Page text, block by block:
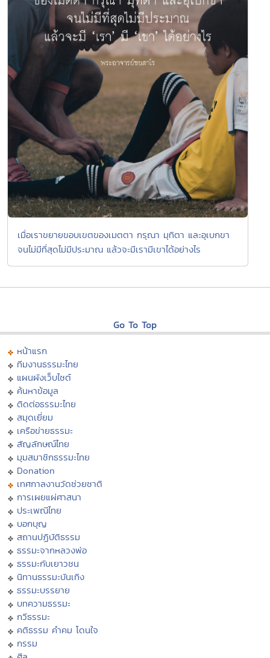
เมื่อเราขยายขอบเขตของเมตตา กรุณา มุทิตา และอุเบกขา
จนไม่มีที่สุดไม่มีประมาณ แล้วจะมีเรามีเขาได้อย่างไร
Go To Top
หน้าแรก
ทีมงานธรรมะไทย
แผนผังเว็บไซต์
ค้นหาข้อมูล
ติดต่อธรรมะไทย
สมุดเยี่ยม
เครือข่ายธรรมะ
สัญลักษณ์ไทย
มุมสมาชิกธรรมะไทย
Donation
เทศกาลงานวัดช่วยชาติ
การเผยแผ่ศาสนา
ประเพณีไทย
บอกบุญ
สถานปฏิบัติธรรม
ธรรมะจากหลวงพ่อ
ธรรมะกับเยาวชน
นิทานธรรมะบันเทิง
ธรรมะบรรยาย
บทความธรรมะ
กวีธรรมะ
คติธรรม คำคม โดนใจ
กรรม